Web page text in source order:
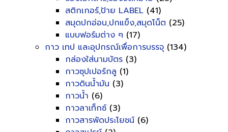
สติกเกอร์,ป้าย LABEL (41)
สมุดปกอ่อน,ปกแข็ง,สมุดโน็ต (25)
แบบฟอร์มต่าง ๆ (17)
กาว เทป และอุปกรณ์เพื่อการบรรจุ (134)
กล่องใส่นามบัตร (3)
กาวซุปเปอร์กลู (1)
กาวดินน้ำมัน (3)
กาวน้ำ (6)
กาวลาเท็กซ์ (3)
กาวสารพัดประโยชน์ (6)